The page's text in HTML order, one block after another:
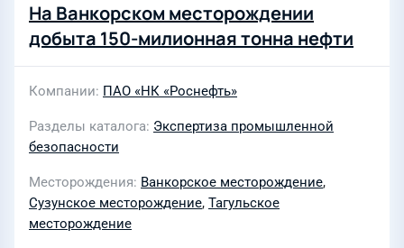
На Ванкорском месторождении
добыта 150-милионная тонна нефти
Компании ПАО «НК «Роснефть»
Разделы каталога Экспертиза промышленной
безопасности
Месторождения Ванкорское месторождение,
Сузунское месторождение, Тагульское
месторождение